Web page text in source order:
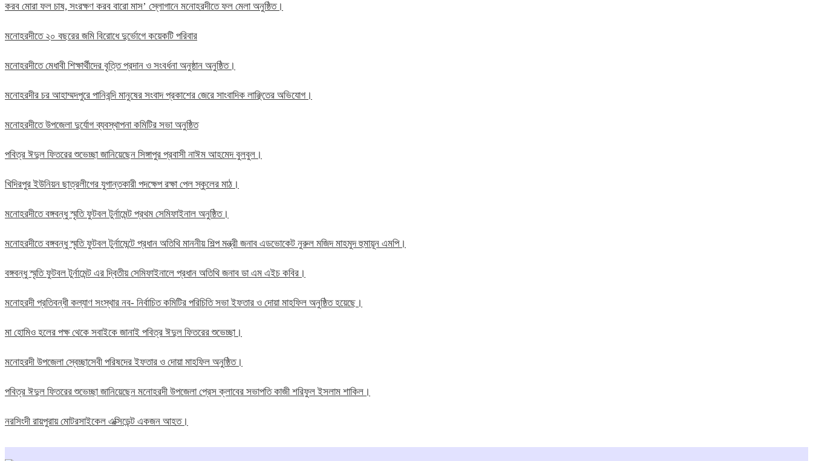
করব মোরা ফল চাষ, সংরক্ষণ করব বারো মাস’ স্লোগানে মনোহরদীতে ফল মেলা অনুষ্ঠিত।
মনোহরদীতে ২০ বছরের জমি বিরোধে দুর্ভোগে কয়েকটি পরিবার
মনোহরদীতে মেধাবী শিক্ষার্থীদের বৃত্তি প্রদান ও সংবর্ধনা অনুষ্ঠান অনুষ্ঠিত।
মনোহরদীর চর আহাম্মদপুরে পানিবন্দি মানুষের সংবাদ প্রকাশের জেরে সাংবাদিক লাঞ্ছিতের অভিযোগ।
মনোহরদীতে উপজেলা দুর্যোগ ব্যবস্থাপনা কমিটির সভা অনুষ্ঠিত
পবিত্র ঈদুল ফিতরের শুভেচ্ছা জানিয়েছেন সিঙ্গাপুর প্রবাসী নাঈম আহমেদ বুলবুল।
খিদিরপুর ইউনিয়ন ছাত্রলীগের যুগান্তকারী পদক্ষেপ রক্ষা পেল স্কুলের মাঠ।
মনোহরদীতে বঙ্গবন্ধু স্মৃতি ফুটবল টুর্নামেন্ট প্রথম সেমিফাইনাল অনুষ্ঠিত।
মনোহরদীতে বঙ্গবন্ধু স্মৃতি ফুটবল টুর্নামেন্টে প্রধান অতিথি মাননীয় শিল্প মন্ত্রী জনাব এডভোকেট নুরুল মজিদ মাহমুদ হুমায়ূন এমপি।
বঙ্গবন্ধু স্মৃতি ফুটবল টুর্নামেন্ট এর দ্বিতীয় সেমিফাইনালে প্রধান অতিথি জনাব ডা এম এইচ কবির।
মনোহরদী প্রতিবন্ধী কল্যাণ সংস্থার নব- নির্বাচিত কমিটির পরিচিতি সভা ইফতার ও দোয়া মাহফিল অনুষ্ঠিত হয়েছে।
মা হোমিও হলের পক্ষ থেকে সবাইকে জানাই পবিত্র ঈদুল ফিতরের শুভেচ্ছা।
মনোহরদী উপজেলা স্বেচ্ছাসেবী পরিষদের ইফতার ও দোয়া মাহফিল অনুষ্ঠিত।
পবিত্র ঈদুল ফিতরের শুভেচ্ছা জানিয়েছেন মনোহরদী উপজেলা প্রেস ক্লাবের সভাপতি কাজী শরিফুল ইসলাম শাকিল।
নরসিংদী রায়পুরায় মোটরসাইকেল এক্সিডেন্ট একজন আহত।